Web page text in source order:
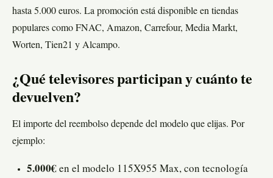
hasta 5.000 euros. La promoción está disponible en tiendas
populares como FNAC, Amazon, Carrefour, Media Markt,
Worten, Tien21 y Alcampo.
¿Qué televisores participan y cuánto te
devuelven?
El importe del reembolso depende del modelo que elijas. Por
ejemplo:
5.000€ en el modelo 115X955 Max, con tecnología